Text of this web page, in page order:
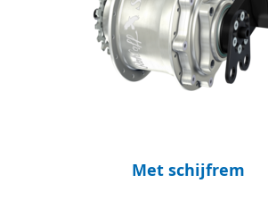
Met schijfrem